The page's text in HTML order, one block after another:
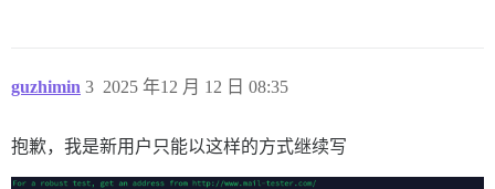
guzhimin 2025 年12 月 12 日 08:35
3
抱歉，我是新用户只能以这样的方式继续写